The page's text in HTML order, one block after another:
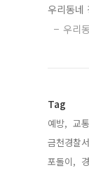
우리동네
우리
Tag
예방, 교
금천경찰
포돌이,